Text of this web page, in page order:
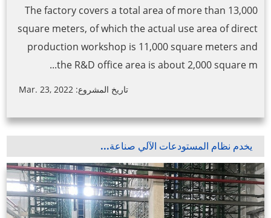
The factory covers a total area of more than 13,000
square meters, of which the actual use area of direct
production workshop is 11,000 square meters and
the R&D office area is about 2,000 square m...
تاريخ المشروع: Mar. 23, 2022
يخدم نظام المستودعات الآلي صناعة...